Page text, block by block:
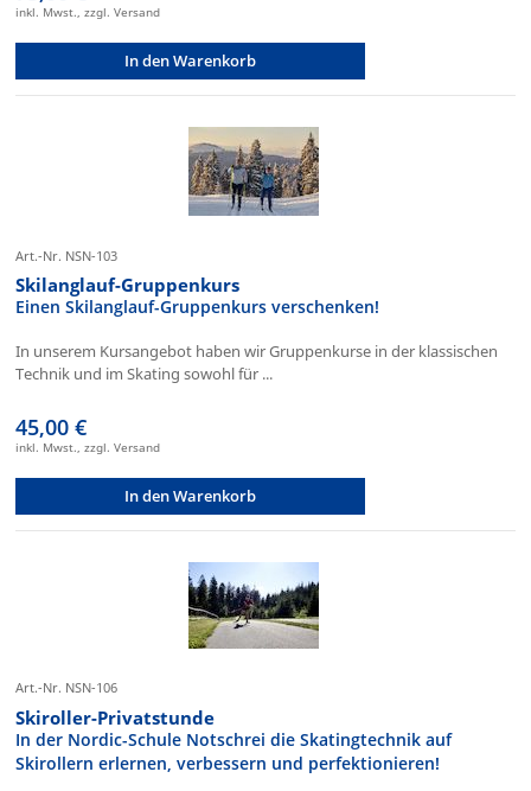
inkl. Mwst., zzgl. Versand
In den Warenkorb
Art.-Nr. NSN-103
Skilanglauf-Gruppenkurs
Einen Skilanglauf-Gruppenkurs verschenken!
In unserem Kursangebot haben wir Gruppenkurse in der klassischen
Technik und im Skating sowohl für ...
45,00 €
inkl. Mwst., zzgl. Versand
In den Warenkorb
Art.-Nr. NSN-106
Skiroller-Privatstunde
In der Nordic-Schule Notschrei die Skatingtechnik auf
Skirollern erlernen, verbessern und perfektionieren!